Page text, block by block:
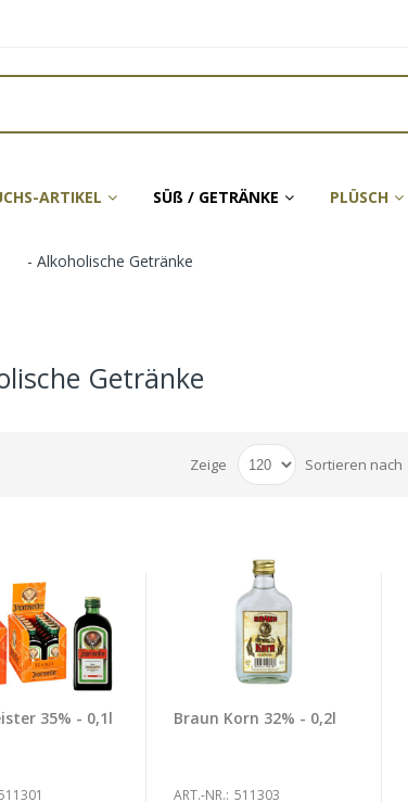
ARTIKEL SÜß / GETRÄNKE PLÜSCH
- Alkoholische Getränke
Getränke
Zeige Sortieren nach
35% - 0,1l Braun Korn 32% - 0,2l
ART.-NR.: 511303